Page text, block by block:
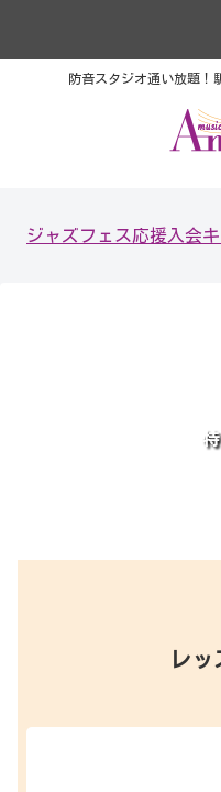
防音スタジオ通い放題！
ジャズフェス応援入会
レ